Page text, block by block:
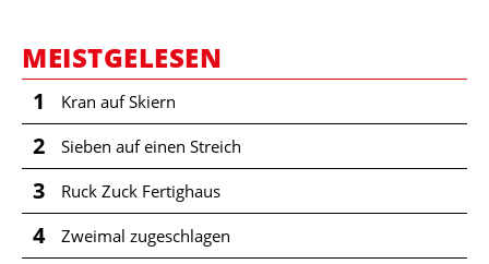
MEISTGELESEN
1 Kran auf Skiern
2 Sieben auf einen Streich
3 Ruck Zuck Fertighaus
4 Zweimal zugeschlagen